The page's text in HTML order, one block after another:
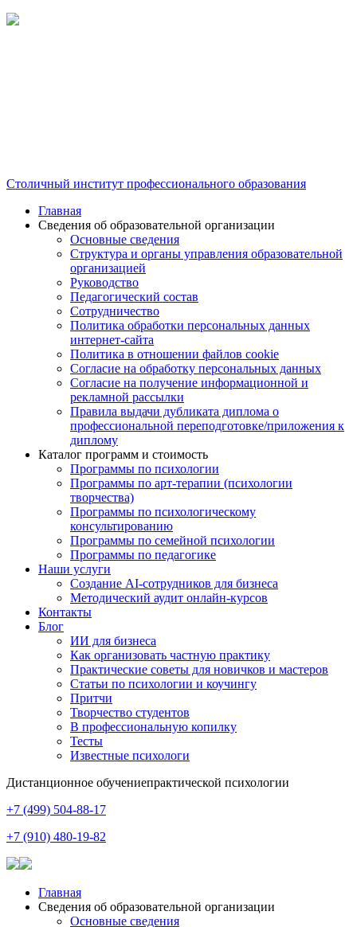
Столичный институт профессионального образования
Главная
Сведения об образовательной организации
Основные сведения
Структура и органы управления образовательной
организацией
Руководство
Педагогический состав
Сотрудничество
Политика обработки персональных данных
интернет-сайта
Политика в отношении файлов cookie
Согласие на обработку персональных данных
Согласие на получение информационной и
рекламной рассылки
Правила выдачи дубликата диплома о
профессиональной переподготовке/приложения к
диплому
Каталог программ и стоимость
Программы по психологии
Программы по арт-терапии (психологии
творчества)
Программы по психологическому
консультированию
Программы по семейной психологии
Программы по педагогике
Наши услуги
Создание AI-сотрудников для бизнеса
Методический аудит онлайн-курсов
Контакты
Блог
ИИ для бизнеса
Как организовать частную практику
Практические советы для новичков и мастеров
Статьи по психологии и коучингу
Притчи
Творчество студентов
В профессиональную копилку
Тесты
Известные психологи
Дистанционное обучениепрактической психологии
+7 (499) 504-88-17
+7 (910) 480-19-82
Главная
Сведения об образовательной организации
Основные сведения